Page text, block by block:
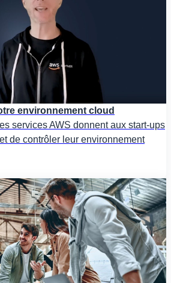
environnement cloud
services AWS donnent aux start-ups
de contrôler leur environnement